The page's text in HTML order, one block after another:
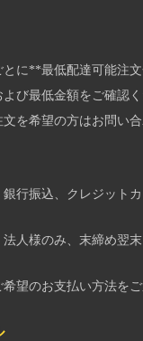
に**最低配達可能注
び最低金額をご確認く
を希望の方はお問い合
行振込、クレジット
人様のみ、末締め翌
望のお支払い方法をご